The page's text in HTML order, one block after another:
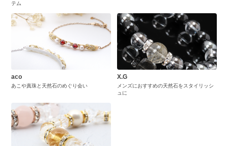
テム
aco
あこや真珠と天然石のめぐり会い
X.G
メンズにおすすめの天然石をスタイリッシ
ュに